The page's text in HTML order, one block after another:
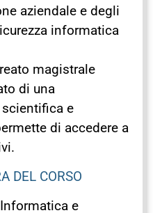
aziendale e degli
informatica
magistrale
di una
scientifica e
di accedere a
DEL CORSO
e